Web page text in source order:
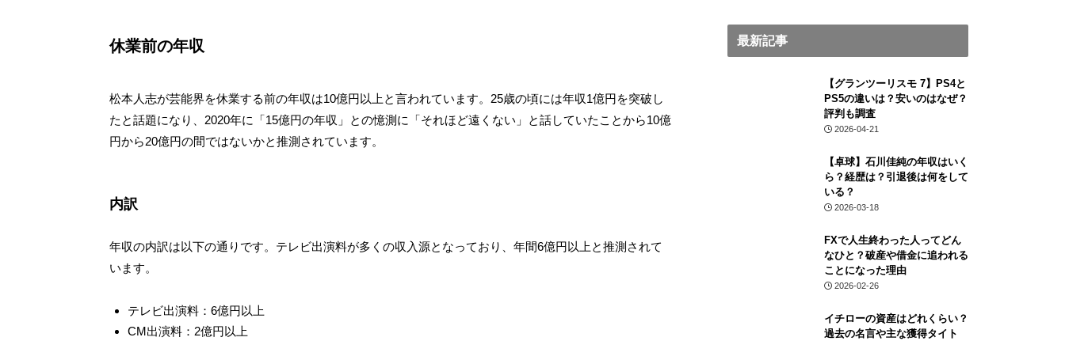
休業前の年収
松本人志が芸能界を休業する前の年収は10億円以上と言われています。25歳の頃には年収1億円を突破し
たと話題になり、2020年に「15億円の年収」との憶測に「それほど遠くない」と話していたことから10億
円から20億円の間ではないかと推測されています。
内訳
年収の内訳は以下の通りです。テレビ出演料が多くの収入源となっており、年間6億円以上と推測されて
います。
テレビ出演料：6億円以上
CM出演料：2億円以上
最新記事
【グランツーリスモ 7】PS4と
PS5の違いは？安いのはなぜ？
評判も調査
2026-04-21
【卓球】石川佳純の年収はいく
ら？経歴は？引退後は何をして
いる？
2026-03-18
FXで人生終わった人ってどん
なひと？破産や借金に追われる
ことになった理由
2026-02-26
イチローの資産はどれくらい？
過去の名言や主な獲得タイト